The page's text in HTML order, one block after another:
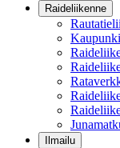
Raideliikenne
Ilmailu